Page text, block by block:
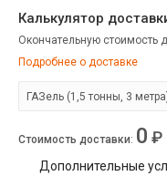
Калькулятор
Окончательную стоимость
Подробнее о доставке
Стоимость доставки: 0 ₽
Дополнительные